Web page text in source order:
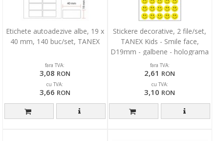
Etichete autoadezive albe, 19 x
40 mm, 140 buc/set, TANEX
fara TVA:
3,08 RON
cu TVA:
3,66 RON
Stickere decorative, 2 file/set,
TANEX Kids - Smile face,
D19mm - galbene - holograma
fara TVA:
2,61 RON
cu TVA:
3,10 RON